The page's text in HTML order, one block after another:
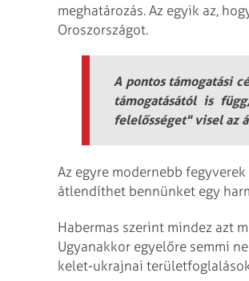
meghatározás. Az egyik az,
Oroszországot.
A pontos támogatási
támogatásától is
felelősséget" visel az
Az egyre modernebb
átlendíthet bennünket egy
Habermas szerint mindez azt
Ugyanakkor egyelőre semmi
kelet-ukrajnai